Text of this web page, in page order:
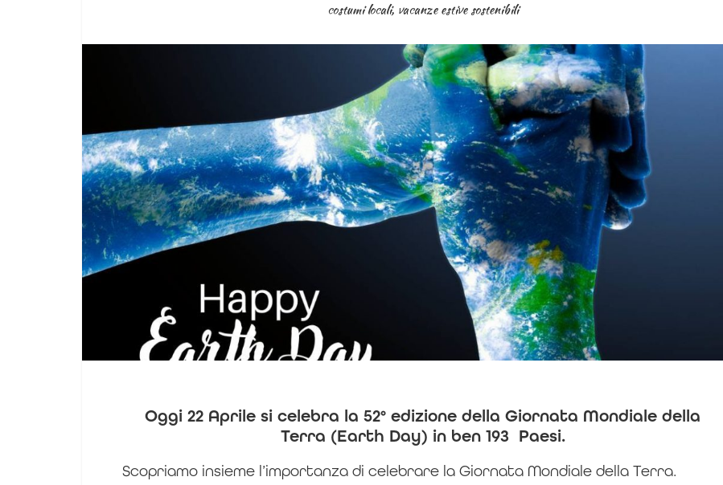
costumi locali, vacanze estive sostenibili
Oggi 22 Aprile si celebra la 52° edizione della Giornata Mondiale della
Terra (Earth Day) in ben 193 Paesi.
Scopriamo insieme l’importanza di celebrare la Giornata Mondiale della Terra.